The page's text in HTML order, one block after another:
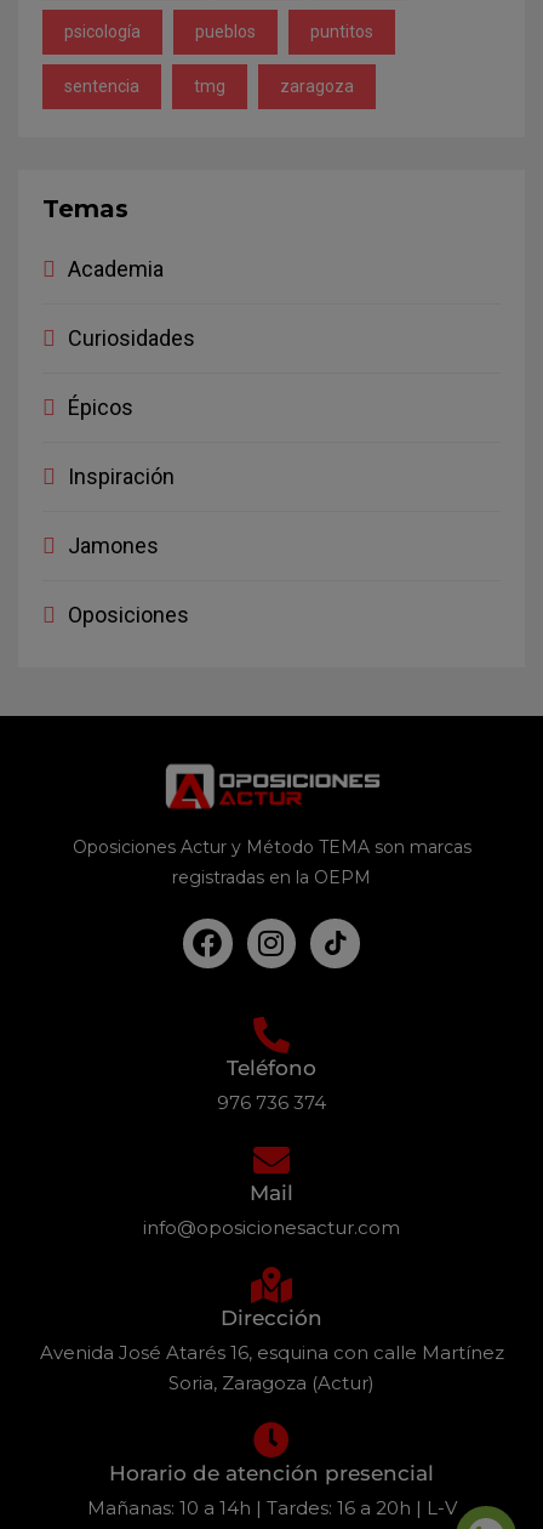
psicología pueblos puntitos
sentencia tmg zaragoza
Temas
Academia
Curiosidades
Épicos
Inspiración
Jamones
Oposiciones
Oposiciones Actur y Método TEMA son marcas
registradas en la OEPM
Teléfono
976 736 374
Mail
info@oposicionesactur.com
Dirección
Avenida José Atarés 16, esquina con calle Martínez
Soria, Zaragoza (Actur)
Horario de atención presencial
Mañanas: 10 a 14h | Tardes: 16 a 20h | L-V